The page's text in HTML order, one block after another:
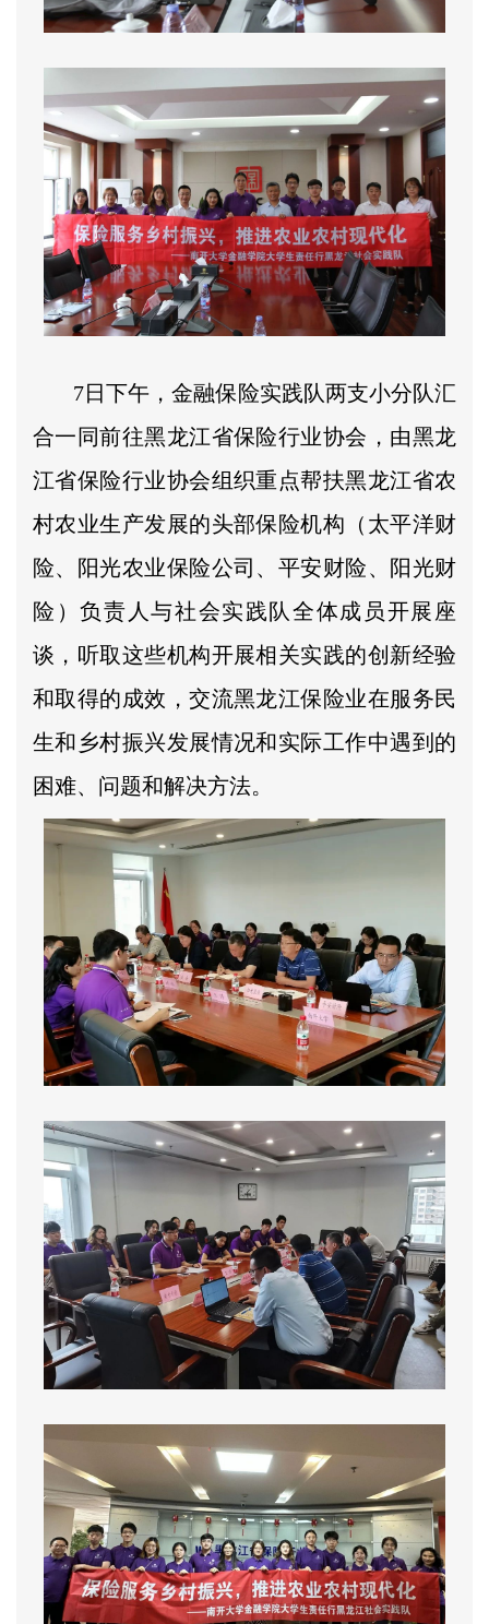
7日下午，金融保险实践队两支小分队汇
合一同前往黑龙江省保险行业协会，由黑龙
江省保险行业协会组织重点帮扶黑龙江省农
村农业生产发展的头部保险机构（太平洋财
险、阳光农业保险公司、平安财险、阳光财
险）负责人与社会实践队全体成员开展座
谈，听取这些机构开展相关实践的创新经验
和取得的成效，交流黑龙江保险业在服务民
生和乡村振兴发展情况和实际工作中遇到的
困难、问题和解决方法。